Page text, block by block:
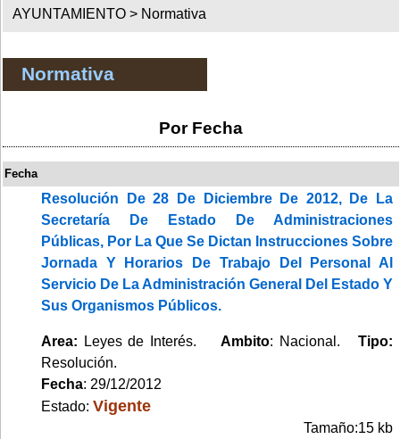
AYUNTAMIENTO > Normativa
Normativa
Por Fecha
Fecha
Resolución De 28 De Diciembre De 2012, De La
Secretaría De Estado De Administraciones
Públicas, Por La Que Se Dictan Instrucciones Sobre
Jornada Y Horarios De Trabajo Del Personal Al
Servicio De La Administración General Del Estado Y
Sus Organismos Públicos.
Area: Leyes de Interés.Ambito: Nacional.Tipo:
Resolución.
Fecha: 29/12/2012
Estado: Vigente
Tamaño:15 kb